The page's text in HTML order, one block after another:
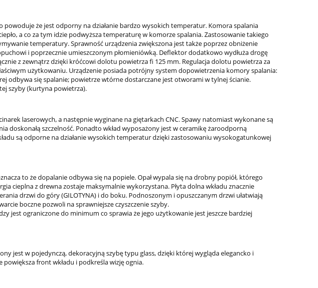
że jest odporny na działanie bardzo wysokich temperatur. Komora spalania
a co za tym idzie podwyższa temperaturę w komorze spalania. Zastosowanie takiego
temperatury. Sprawność urządzenia zwiększona jest także poprzez obniżenie
i poprzecznie umieszczonym płomieniówką. Deflektor dodatkowo wydłuża drogę
z zewnątrz dzięki króćcowi dolotu powietrza fi 125 mm. Regulacja dolotu powietrza za
użytkowaniu. Urządzenie posiada potrójny system dopowietrzenia komory spalania:
odbywa się spalanie; powietrze wtórne dostarczane jest otworami w tylnej ścianie.
szyby (kurtyna powietrza).
laserowych, a następnie wyginane na giętarkach CNC. Spawy natomiast wykonane są
doskonałą szczelność. Ponadto wkład wyposażony jest w ceramikę żaroodporną
są odporne na działanie wysokich temperatur dzięki zastosowaniu wysokogatunkowej
to że dopalanie odbywa się na popiele. Opał wypala się na drobny popiół, którego
cieplna z drewna zostaje maksymalnie wykorzystana. Płyta dolna wkładu znacznie
drzwi do góry (GILOTYNA) i do boku. Podnoszonym i opuszczanym drzwi ułatwiają
boczne pozwoli na sprawniejsze czyszczenie szyby.
jest ograniczone do minimum co sprawia że jego użytkowanie jest jeszcze bardziej
jest w pojedynczą, dekoracyjną szybę typu glass, dzięki której wygląda elegancko i
front wkładu i podkreśla wizję ognia.